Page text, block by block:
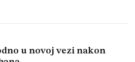
u novoj vezi nakon